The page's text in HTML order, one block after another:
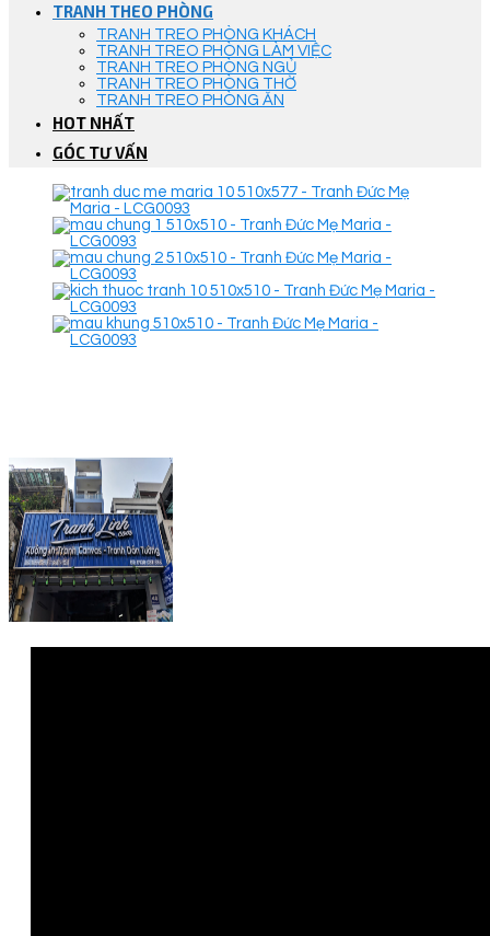
TRANH THEO PHÒNG
TRANH TREO PHÒNG KHÁCH
TRANH TREO PHÒNG LÀM VIỆC
TRANH TREO PHÒNG NGỦ
TRANH TREO PHÒNG THỜ
TRANH TREO PHÒNG ĂN
HOT NHẤT
GÓC TƯ VẤN